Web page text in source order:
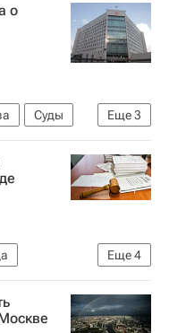
о
Еще3
Суды
Еще4
участки